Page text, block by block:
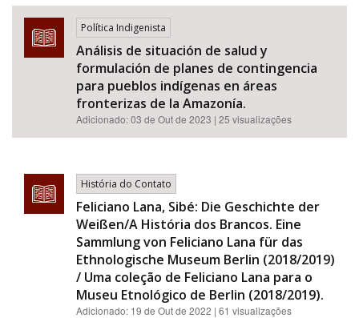
Política Indigenista
Análisis de situación de salud y
formulación de planes de contingencia
para pueblos indígenas en áreas
fronterizas de la Amazonía.
Adicionado:03 de Out de 2023 | 25 visualizações
História do Contato
Feliciano Lana, Sibé: Die Geschichte der
Weißen/A História dos Brancos. Eine
Sammlung von Feliciano Lana für das
Ethnologische Museum Berlin (2018/2019)
/ Uma coleção de Feliciano Lana para o
Museu Etnológico de Berlin (2018/2019).
Adicionado: 19 de Out de 2022 | 61 visualizações